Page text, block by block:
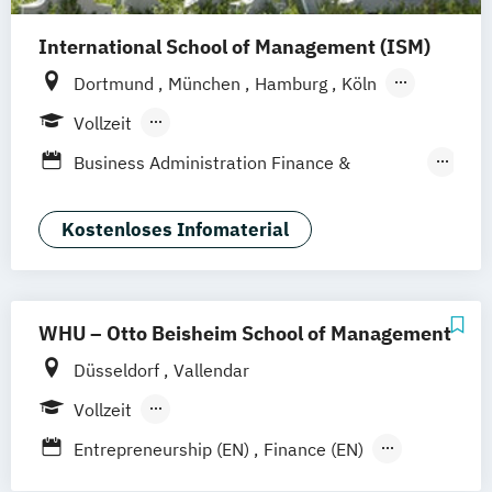
Management
Mgmt. mit Branchenfokus
Immobilienwirtschaft
Mgmt. mit Schwerpunkt International
International School of Management (ISM)
Dortmund München Hamburg
Köln
Stuttgart
Vollzeit
Berufsbegleitendes Präsenzstudium
Business Administration Finance &
Business Administration International
Management (DE/EN)
International Management (DE/EN)
International Management (EN)
Management - Finance (DE/EN)
Management - International Management
Kostenloses Infomaterial
WHU – Otto Beisheim School of Management
Düsseldorf
Vallendar
Vollzeit
Berufsbegleitendes Präsenzstudium
Entrepreneurship (EN)
Finance (EN)